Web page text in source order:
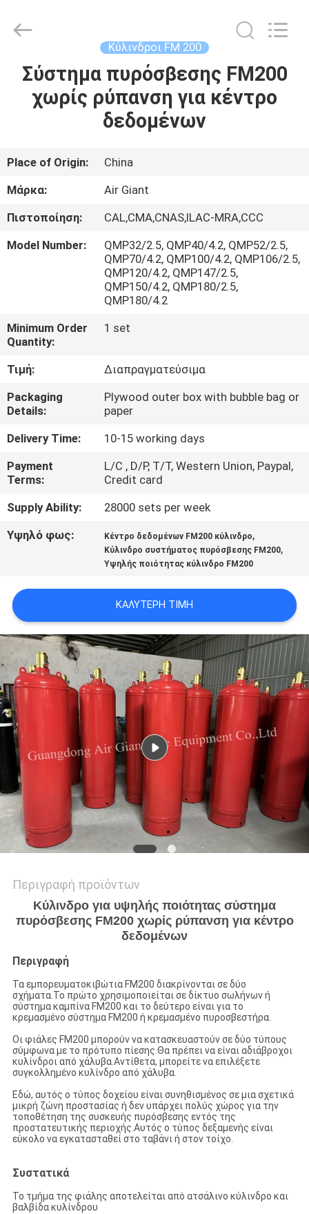
ΣΠΊΤΙ
VR
ΠΑΡΟΥΣΙΆΣΤΕ
ΣΧΕΤΙΚΆ
ΜΕ
ΓΎΡΟΣ
ΕΡΓΟΣΤΑΣΊΩΝ
ΠΟΙΟΤΙΚΌΣ
ΈΛΕΓΧΟΣ
ΖΗΤΉΣΤΕ
ΑΠΌΣΠΑΣΜΑ
SITEMAP
PRIVACY
POLICY
Equipment
Reserved.
Κύλινδροι FM 200
Σύστημα πυρόσβεσης FM200
χωρίς ρύπανση για κέντρο
δεδομένων
Place of Origin:
China
Μάρκα:
Air Giant
Πιστοποίηση:
CAL,CMA,CNAS,ILAC-MRA,CCC
Model Number:
QMP32/2.5, QMP40/4.2, QMP52/2.5,
QMP70/4.2, QMP100/4.2, QMP106/2.5,
QMP120/4.2, QMP147/2.5,
QMP150/4.2, QMP180/2.5,
QMP180/4.2
Minimum Order
Quantity:
1 set
Τιμή:
Διαπραγματεύσιμα
Packaging
Details:
Plywood outer box with bubble bag or
paper
Delivery Time:
10-15 working days
Payment
Terms:
L/C , D/P, T/T, Western Union, Paypal,
Credit card
Supply Ability:
28000 sets per week
Υψηλό φως:
Κέντρο δεδομένων FM200 κύλινδρο,
Κύλινδρο συστήματος πυρόσβεσης FM200,
Υψηλής ποιότητας κύλινδρο FM200
ΚΑΛΎΤΕΡΗ ΤΙΜΉ
Περιγραφή προϊόντων
Κύλινδρο για υψηλής ποιότητας σύστημα
πυρόσβεσης FM200 χωρίς ρύπανση για κέντρο
δεδομένων
Περιγραφή
Τα εμπορευματοκιβώτια FM200 διακρίνονται σε δύο
σχήματα.Το πρώτο χρησιμοποιείται σε δίκτυο σωλήνων ή
σύστημα καμπίνα FM200 και το δεύτερο είναι για το
κρεμασμένο σύστημα FM200 ή κρεμασμένο πυροσβεστήρα.
Οι φιάλες FM200 μπορούν να κατασκευαστούν σε δύο τύπους
σύμφωνα με το πρότυπο πίεσης.Θα πρέπει να είναι αδιάβροχοι
κυλίνδροι από χάλυβα.Αντίθετα, μπορείτε να επιλέξετε
συγκολλημένο κυλίνδρο από χάλυβα.
Εδώ, αυτός ο τύπος δοχείου είναι συνηθισμένος σε μια σχετικά
μικρή ζώνη προστασίας ή δεν υπάρχει πολύς χώρος για την
τοποθέτηση της συσκευής πυρόσβεσης εντός της
προστατευτικής περιοχής.Αυτός ο τύπος δεξαμενής είναι
εύκολο να εγκατασταθεί στο ταβάνι ή στον τοίχο.
Συστατικά
Το τμήμα της φιάλης αποτελείται από ατσάλινο κύλινδρο και
βαλβίδα κυλίνδρου